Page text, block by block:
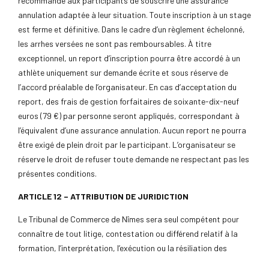
annulation adaptée à leur situation. Toute inscription à un stage
est ferme et définitive. Dans le cadre d’un règlement échelonné,
les arrhes versées ne sont pas remboursables. À titre
exceptionnel, un report d’inscription pourra être accordé à un
athlète uniquement sur demande écrite et sous réserve de
l’accord préalable de l’organisateur. En cas d’acceptation du
report, des frais de gestion forfaitaires de soixante-dix-neuf
euros (79 €) par personne seront appliqués, correspondant à
l’équivalent d’une assurance annulation. Aucun report ne pourra
être exigé de plein droit par le participant. L’organisateur se
réserve le droit de refuser toute demande ne respectant pas les
présentes conditions.
ARTICLE 12 – ATTRIBUTION DE JURIDICTION
Le Tribunal de Commerce de Nîmes sera seul compétent pour
connaître de tout litige, contestation ou différend relatif à la
formation, l’interprétation, l’exécution ou la résiliation des